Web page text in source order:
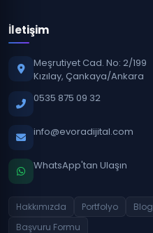
İletişim
Meşrutiyet Cad. No: 2/199
Kızılay, Çankaya/Ankara
0535 875 09 32
info@evoradijital.com
WhatsApp'tan Ulaşın
Hakkımızda Portfolyo Blog
Başvuru Formu